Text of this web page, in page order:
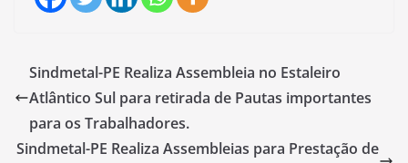
Sindmetal-PE Realiza Assembleia no Estaleiro
Atlântico Sul para retirada de Pautas importantes
para os Trabalhadores.
Sindmetal-PE Realiza Assembleias para Prestação de